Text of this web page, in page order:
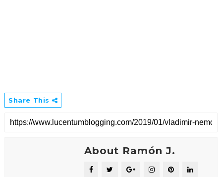
Share This
About Ramón J.